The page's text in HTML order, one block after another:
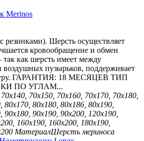
Merinos
резинками). Шерсть осуществляет
кровообращение и обмен
как шерсть имеет между
пузырьков, поддерживает
ГАРАНТИЯ: 18 МЕСЯЦЕВ ТИП
ПО УГЛАМ...
70х150, 70х160, 70х170, 70х180,
80х170, 80х180, 80х186, 80х190,
90х180, 90х190, 90х200, 120х190,
160х190, 160х200, 180х190,
МатериалШерсть мериноса